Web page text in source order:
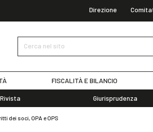
Direzione
Cerca nel sito
FISCALITÀ E BILANCIO
Rivista Giurisprudenza
dei soci, OPA e OPS